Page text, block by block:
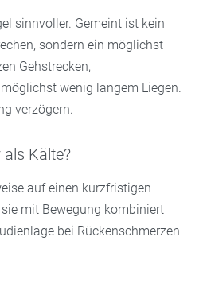
sinnvoller. Gemeint ist kein
sondern ein möglichst
Gehstrecken,
wenig langem Liegen.
verzögern.
Kälte?
auf einen kurzfristigen
mit Bewegung kombiniert
bei Rückenschmerzen